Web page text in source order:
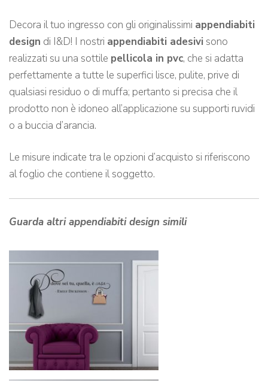
Decora il tuo ingresso con gli originalissimi appendiabiti
design di I&D! I nostri appendiabiti adesivi sono
realizzati su una sottile pellicola in pvc, che si adatta
perfettamente a tutte le superfici lisce, pulite, prive di
qualsiasi residuo o di muffa; pertanto si precisa che il
prodotto non è idoneo all’applicazione su supporti ruvidi
o a buccia d’arancia.
Le misure indicate tra le opzioni d’acquisto si riferiscono
al foglio che contiene il soggetto.
Guarda altri appendiabiti design simili